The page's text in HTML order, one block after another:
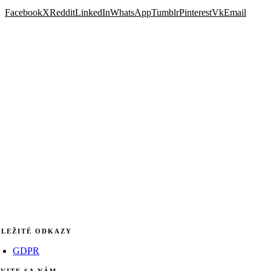
FacebookXRedditLinkedInWhatsAppTumblrPinterestVkEmail
ODKAZY
GDPR